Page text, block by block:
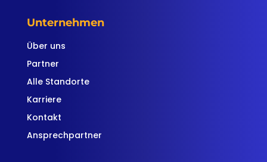
Unternehmen
Über uns
Partner
Alle Standorte
Karriere
Kontakt
Ansprechpartner